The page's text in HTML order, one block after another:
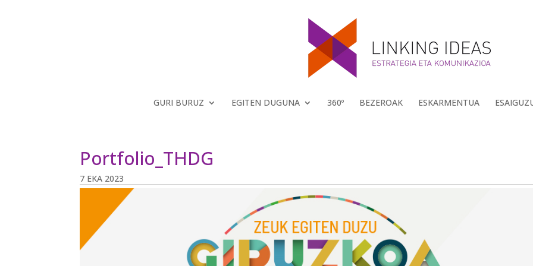
GURI BURUZ EGITEN DUGUNA 360º BEZEROAK ESKARMENTUA
Portfolio_THDG
7 EKA 2023